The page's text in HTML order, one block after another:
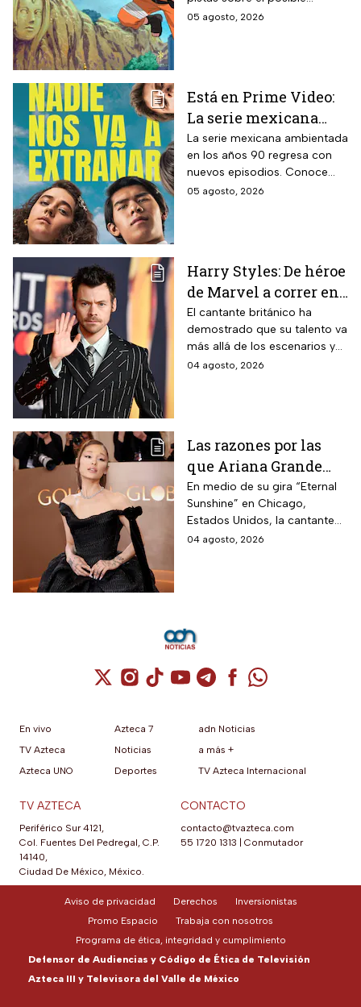
película
enfoque de la historia y
05 agosto, 2026
Está en Prime Video:
La serie mexicana
noventera de la que
todos están hablando
y que se ve en un fin
de semana
La serie mexicana ambientada
en los años 90 regresa con
nuevos episodios. Conoce
cuándo se estrena, qué
05 agosto, 2026
Harry Styles: De héroe
de Marvel a correr en
Chapultepec; las
apariciones del
cantante en el cine
El cantante británico ha
demostrado que su talento va
más allá de los escenarios y
ha llegado a la pantalla
04 agosto, 2026
Las razones por las
que Ariana Grande
hará una pausa en su
carrera
En medio de su gira “Eternal
Sunshine” en Chicago,
Estados Unidos, la cantante
informó a sus fanáticos que
04 agosto, 2026
Cuenta de X / Twitter (se abre en una
Cuenta de Instagram (se abre en una
Cuenta de TikTok (se abre en
Cuenta de YouTube (se abre
Cuenta de Telegram (se
Cuenta de
Cuenta de
En vivo
TV Azteca
Azteca UNO
Azteca 7
Noticias
Deportes
adn Noticias
a más +
TV Azteca Internacional
TV AZTECA
Periférico Sur 4121,
Col. Fuentes Del Pedregal, C.P.
14140,
Ciudad De México, México.
CONTACTO
contacto@tvazteca.com
55 1720 1313
Conmutador
Aviso de privacidad Derechos
Inversionistas
Promo Espacio
Trabaja con nosotros
Programa de ética, integridad y cumplimiento
Defensor de Audiencias y Código de Ética de Televisión
Azteca III y Televisora del Valle de México